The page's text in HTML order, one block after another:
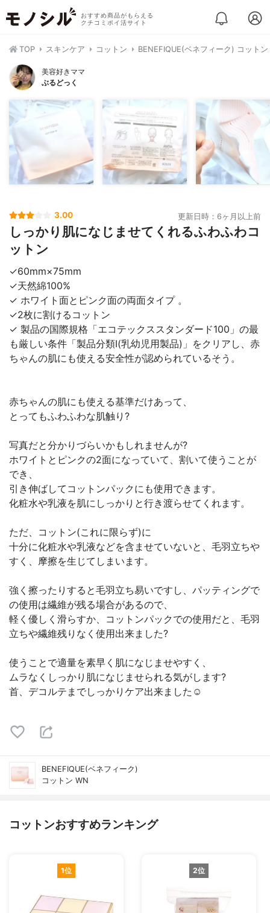
おすすめ商品がもらえる
クチコミポイ活サイト
TOP スキンケア コットン BENEFIQUE(ベネフィーク) コット
美容好きママ
ぶるどっく
3.00 更新日時：6ヶ月以上前
しっかり肌になじませてくれるふわふわコ
ットン
✓60mm×75mm
✓天然綿100%
✓ ホワイト面とピンク面の両面タイプ 。
✓2枚に割けるコットン
✓ 製品の国際規格「エコテックススタンダード100」の最
も厳しい条件「製品分類Ⅰ(乳幼児用製品)」をクリアし、赤
ちゃんの肌にも使える安全性が認められているそう。
赤ちゃんの肌にも使える基準だけあって、
とってもふわふわな肌触り?
写真だと分かりづらいかもしれませんが?
ホワイトとピンクの2面になっていて、割いて使うことが
でき、
引き伸ばしてコットンパックにも使用できます。
化粧水や乳液を肌にしっかりと行き渡らせてくれます。
ただ、コットン(これに限らず)に
十分に化粧水や乳液などを含ませていないと、毛羽立ちや
すく、摩擦を生じてしまいます。
強く擦ったりすると毛羽立ち易いですし、パッティングで
の使用は繊維が残る場合があるので、
軽く優しく滑らすか、コットンパックでの使用だと、毛羽
立ちや繊維残りなく使用出来ました?
使うことで適量を素早く肌になじませやすく、
ムラなくしっかり肌になじませられる気がします?
首、デコルテまでしっかりケア出来ました☺️
BENEFIQUE(ベネフィーク)
コットン WN
コットンおすすめランキング
1位 2位